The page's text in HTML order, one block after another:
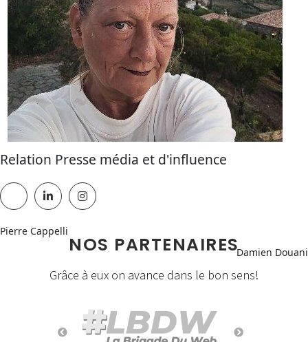
Relation Presse média et d'influence
Pierre Cappelli
Damien Douani
NOS PARTENAIRES
Grâce à eux on avance dans le bon sens!